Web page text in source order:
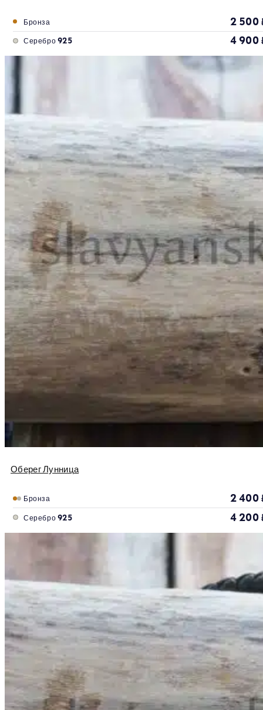
Бронза 2 500
Серебро 925 4 900
Оберег Лунница
Бронза 2 400
Серебро 925 4 200